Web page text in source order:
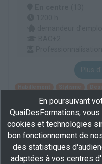
Plus
Elargisez votre recherche
ajustement et montage de
En poursuivant
QuaiDesFormations,
cookies et technologies
bon fonctionnement de
des statistiques
adaptées à vos centres